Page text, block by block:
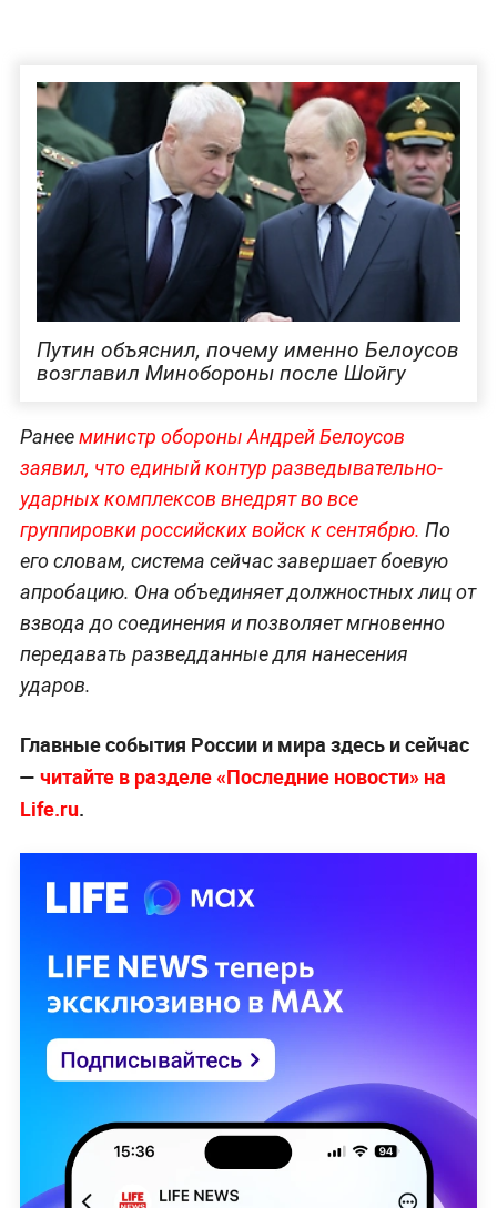
Путин объяснил, почему именно Белоусов
возглавил Минобороны после Шойгу
Ранееминистр обороны Андрей Белоусов
заявил, что единый контур разведывательно-
ударных комплексов внедрят во все
группировки российских войск к сентябрю. По
его словам, система сейчас завершает боевую
апробацию. Она объединяет должностных лиц от
взвода до соединения и позволяет мгновенно
передавать разведданные для нанесения
ударов.
Главные события России и мира здесь и сейчас
— читайте в разделе «Последние новости» на
Life.ru.